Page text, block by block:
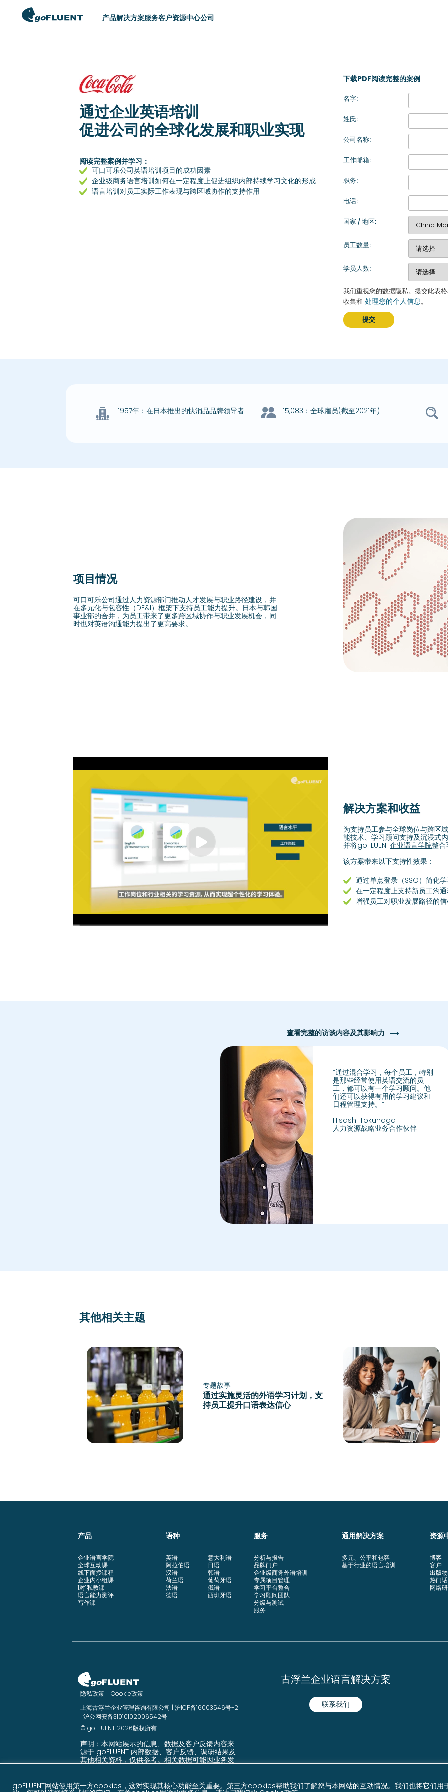
goFLUENT网站使用第一方cookies，这对实现其核心功能至关重要。第三方cookies帮助我们了解您与本网站的互动情况。我们也将它们用
产品解决方案服务客户资源中心公司
United States (English)
Argentina (Español)
Brasil (Português)
Colombia (Español)
México (Español)
Hong Kong (English)
Indonesia (English)
Philippines (English)
中国 (简体中文)
日本 (日本語)
Deutschland (Deutsch)
España (Español)
Maurice (Français)
Polska (English)
Portugal (Português)
Romania
Россия
United
Slovensko
Schweiz
通过企业英语培训
促进公司的全球化发展和职业实现
阅读完整案例并学习：
可口可乐公司英语培训项目的成功因素
企业级商务语言培训如何在一定程度上促进组织内部持续学习文化的形成
语言培训对员工实际工作表现与跨区域协作的支持作用
下载PDF阅读完整的案例
名字:
姓氏:
公司名称:
工作邮箱:
职务:
电话:
国家 / 地区:
员工数量:
学员人数:
我们重视您的数据隐私。提交此表
收集和 处理您的个人信息。
提交
1957年：在日本推出的快消品品牌领导者 15,083：全球雇员(截至2021年)
项目情况
可口可乐公司通过人力资源部门推动人才发展与职业路径建设，并
在多元化与包容性（DE&I）框架下支持员工能力提升。日本与韩国
事业部的合并，为员工带来了更多跨区域协作与职业发展机会，同
时也对英语沟通能力提出了更高要求。
解决方案和收益
为支持员工参与全球岗位与跨区
能技术、学习顾问支持及沉浸式
并将goFLUENT企业语言学院整合
该方案带来以下支持性效果：
通过单点登录（SSO）简化
在一定程度上支持新员工沟
增强员工对职业发展路径的
查看完整的访谈内容及其影响力
”通过混合学习，每个员工，特别
是那些经常使用英语交流的员
工，都可以有一个学习顾问。他
们还可以获得有用的学习建议和
日程管理支持。”
Hisashi Tokunaga
人力资源战略业务合作伙伴
其他相关主题
专题故事
通过实施灵活的外语学习计划，支
持员工提升口语表达信心
产品
企业语言学院
全球互动课
线下面授课程
企业内小组课
1对1私教课
语言能力测评
写作课
语种
英语
阿拉伯语
汉语
荷兰语
法语
德语
意大利语
日语
韩语
葡萄牙语
俄语
西班牙语
服务
分析与报告
品牌门户
企业级商务外语培训
专属项目管理
学习平台整合
学习顾问团队
分级与测试
服务
通用解决方案
多元、公平和包容
基于行业的语言培训
资源
博客
客户
出版物
热门
网络
隐私政策
Cookie政策
上海古浮兰企业管理咨询有限公司 | 沪ICP备16003546号-2
| 沪公网安备31010102006542号
© goFLUENT 2026版权所有
声明：本网站展示的信息、数据及客户反馈内容来
源于 goFLUENT 内部数据、客户反馈、调研结果及
其他相关资料，仅供参考。相关数据可能因业务发
古浮兰企业语言解决方案
联系我们